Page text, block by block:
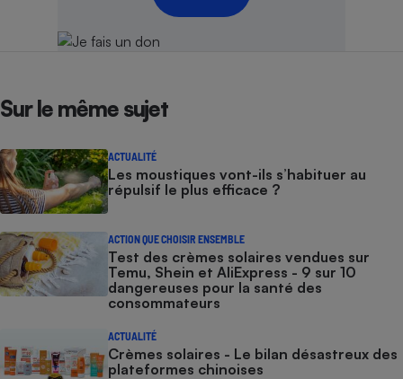
Sur le même sujet
ACTUALITÉ
Les moustiques vont-ils s’habituer au
répulsif le plus efficace ?
ACTION QUE CHOISIR ENSEMBLE
Test des crèmes solaires vendues sur
Temu, Shein et AliExpress - 9 sur 10
dangereuses pour la santé des
consommateurs
ACTUALITÉ
Crèmes solaires - Le bilan désastreux des
plateformes chinoises